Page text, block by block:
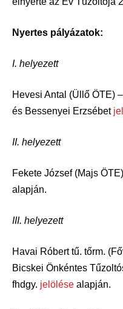
Nyertes pályázatok:
I. helyezett
Hevesi Antal (Üllő ÖTE)
és Bessenyei Erzsébet
II. helyezett
Fekete József (Majs
alapján.
III. helyezett
Havai Róbert tű. tőrm.
Bicskei Önkéntes
fhdgy. jelölése alapján.